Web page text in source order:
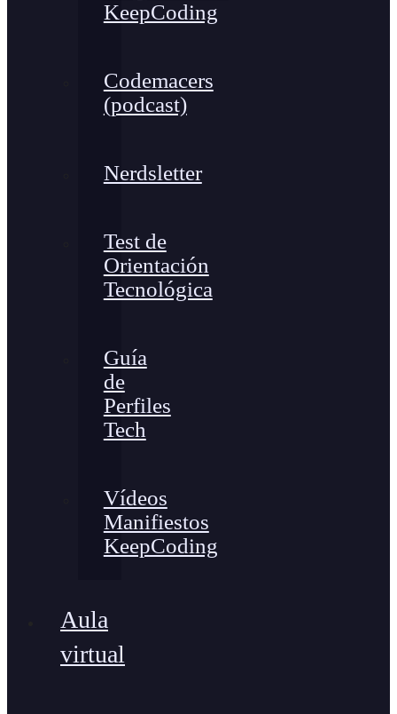
KeepCoding
Codemacers
(podcast)
Nerdsletter
Test de
Orientación
Tecnológica
Guía
de
Perfiles
Tech
Vídeos
Manifiestos
KeepCoding
Aula
virtual